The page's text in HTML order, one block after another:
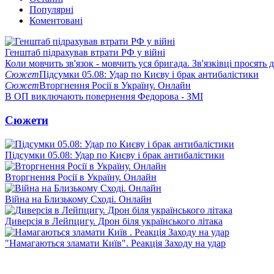
Популярні
Коментовані
Генштаб підрахував втрати РФ у війні
Коли мовчить зв'язок - мовчить уся бригада. Зв'язківці просять
СюжетПідсумки 05.08: Удар по Києву і брак антибалістики
СюжетВторгнення Росії в Україну. Онлайн
В ОП виключають повернення Федорова - ЗМІ
Сюжети
Підсумки 05.08: Удар по Києву і брак антибалістики
Вторгнення Росії в Україну. Онлайн
Війна на Близькому Сході. Онлайн
Диверсія в Лейпцигу. Дрон біля українського літака
"Намагаються зламати Київ". Реакція Заходу на удар